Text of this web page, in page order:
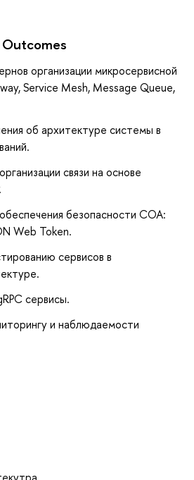
организации микросервисной
Service Mesh, Message Queue,
об архитектуре системы в
связи на основе
безопасности СОА:
Web Token.
сервисов в
сервисы.
и наблюдаемости